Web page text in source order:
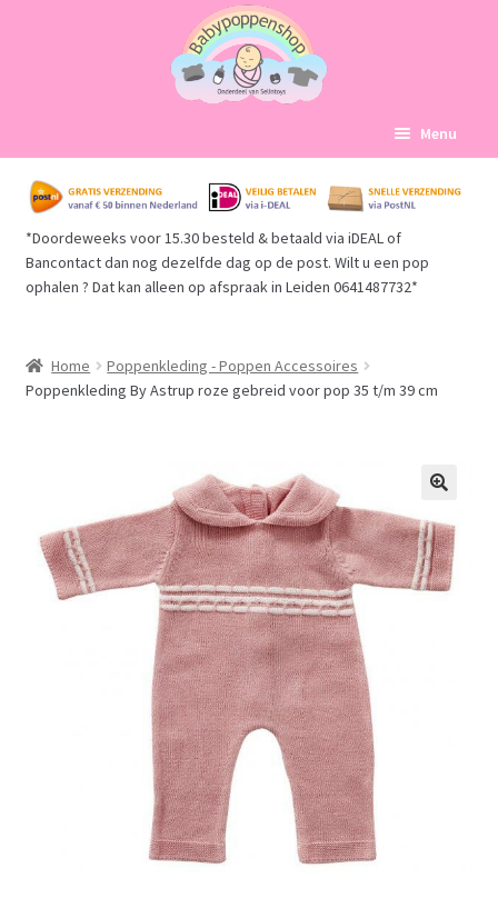
naar
navigatie
de
inhoud
Menu
Home
Babypoppen Afdelingen
Mijn account
*Doordeweeks voor 15.30 besteld & betaald via iDEAL of
Bancontact dan nog dezelfde dag op de post. Wilt u een pop
ophalen ? Dat kan alleen op afspraak in Leiden 0641487732*
Home
Poppenkleding - Poppen Accessoires
Poppenkleding By Astrup roze gebreid voor pop 35 t/m 39 cm